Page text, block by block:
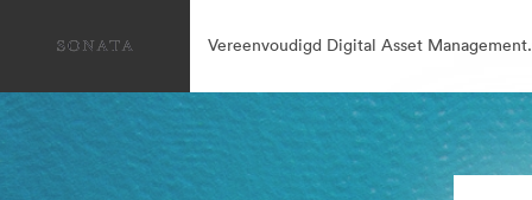
Vereenvoudigd Digital Asset Management.